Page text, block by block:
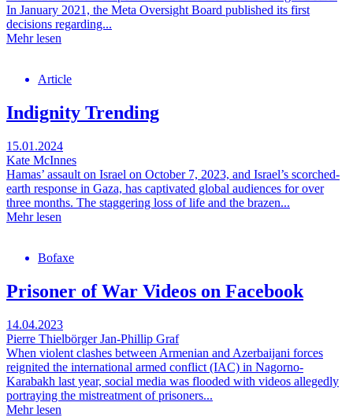
In January 2021, the Meta Oversight Board published its first
decisions regarding...
Mehr lesen
Article
Indignity Trending
15.01.2024
Kate McInnes
Hamas’ assault on Israel on October 7, 2023, and Israel’s scorched-
earth response in Gaza, has captivated global audiences for over
three months. The staggering loss of life and the brazen...
Mehr lesen
Bofaxe
Prisoner of War Videos on Facebook
14.04.2023
Pierre Thielbörger Jan-Phillip Graf
When violent clashes between Armenian and Azerbaijani forces
reignited the international armed conflict (IAC) in Nagorno-
Karabakh last year, social media was flooded with videos allegedly
portraying the mistreatment of prisoners...
Mehr lesen